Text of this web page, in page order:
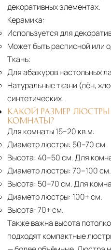
декоративных элементах.
Керамика:
Используется для
Может быть расписной или
Ткань:
Для абажуров настольных
Натуральные ткани (лён,
синтетических.
КАКОЙ РАЗМЕР ЛЮСТРЫ
КОМНАТЫ?
Для комнаты 15–20 кв.м:
Диаметр люстры: 50–70 см.
Высота: 40–50 см. Для
Диаметр люстры: 70–100 см.
Высота: 50–70 см. Для
Диаметр люстры: 100+ см.
Высота: 70+ см.
Также важна высота
подходят компактные